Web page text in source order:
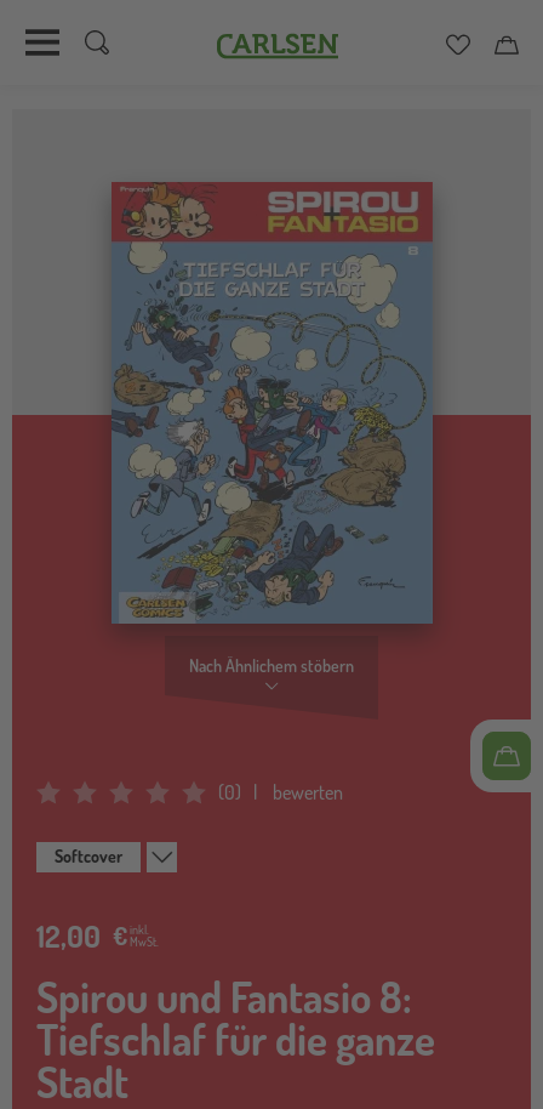
Carlsen
Nach Ähnlichem stöbern
Average Rating: 0 (0) bewerten
Softcover
12,00 €inkl.
MwSt.
Spirou und Fantasio 8:
Tiefschlaf für die ganze
Stadt